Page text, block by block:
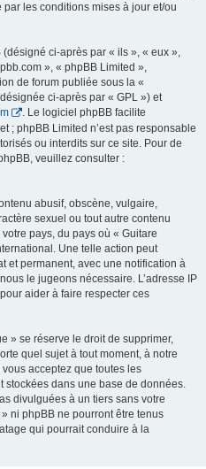
les conditions mises à jour et/ou
ci-après par « ils », « eux »,
», « phpBB Limited »,
de forum publiée sous la «
ci-après par « GPL ») et
. Le logiciel phpBB facilite
; phpBB Limited n’est pas responsable
ou interdits sur ce site. Pour de
veuillez consulter :
abusif, obscène, vulgaire,
sexuel ou tout autre contenu
pays, du pays où « Guitare
Une telle action peut
et permanent, avec une notification à
le jugeons nécessaire. L’adresse IP
aider à faire respecter ces
» se réserve le droit de supprimer,
quel sujet à tout moment, à notre
acceptez que toutes les
stockées dans une base de données.
divulguées à un tiers sans votre
ni phpBB ne pourront être tenus
qui pourrait conduire à la